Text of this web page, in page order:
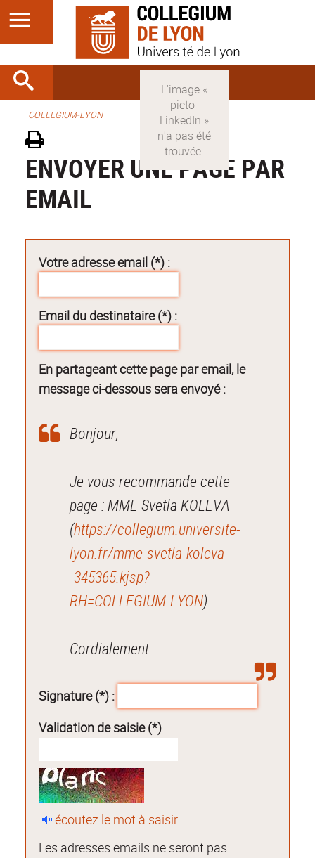
COLLEGIUM-LYON
ENVOYER UNE PAGE PAR
EMAIL
Votre adresse email (*) :
Email du destinataire (*) :
En partageant cette page par email, le
message ci-dessous sera envoyé :
Bonjour,
Je vous recommande cette
page : MME Svetla KOLEVA
(https://collegium.universite-
lyon.fr/mme-svetla-koleva-
-345365.kjsp?
RH=COLLEGIUM-LYON).
Cordialement.
Signature (*) :
Validation de saisie (*)
écoutez le mot à saisir
Les adresses emails ne seront pas